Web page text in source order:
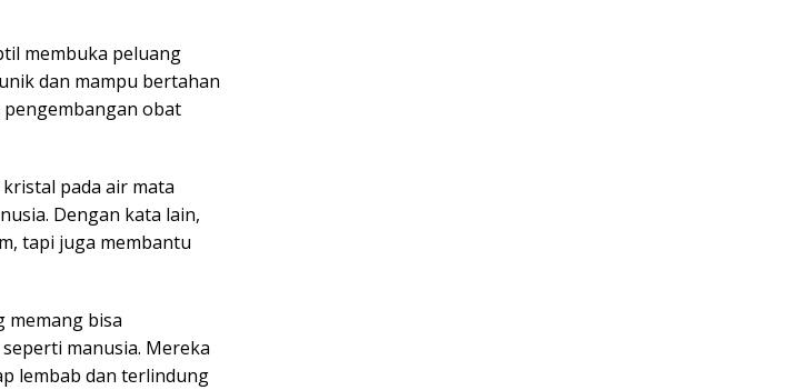
membuka peluang
dan mampu bertahan
pengembangan obat
pada air mata
Dengan kata lain,
tapi juga membantu
memang bisa
manusia. Mereka
lembab dan terlindung